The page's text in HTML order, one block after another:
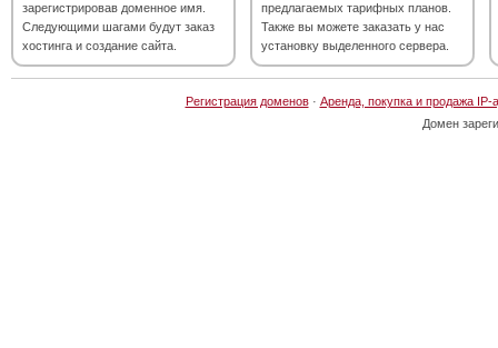
зарегистрировав доменное имя.
Следующими шагами будут заказ
хостинга и создание сайта.
предлагаемых тарифных планов.
Также вы можете заказать у нас
установку выделенного сервера.
Регистрация доменов· Аренда, покупка и продажа IP-
Домен